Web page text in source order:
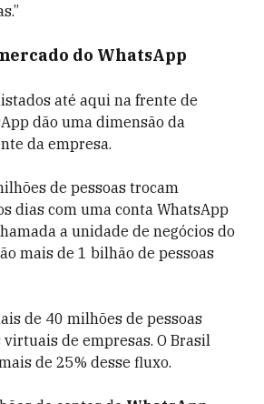
do WhatsApp
até aqui na frente de
dão uma dimensão da
da empresa.
de pessoas trocam
dias com uma conta WhatsApp
a unidade de negócios do
mais de 1 bilhão de pessoas
de 40 milhões de pessoas
virtuais de empresas. O Brasil
de 25% desse fluxo.